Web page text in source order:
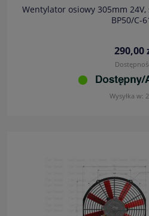
Wentylator osiowy 305mm 24V,
BP50/C-
290,00
Wysyłka w: